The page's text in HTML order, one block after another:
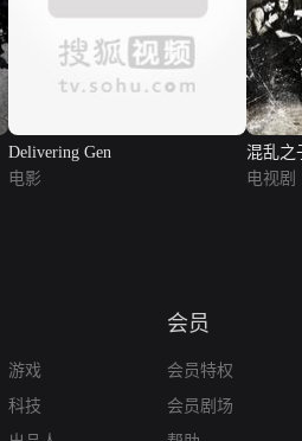
Delivering Gen
电影
混乱之
电视剧
游戏
科技
会员
会员特权
会员剧场